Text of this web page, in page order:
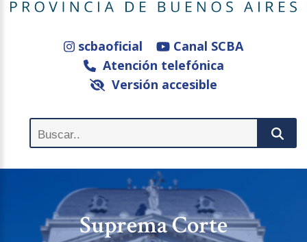
scbaoficial
Canal SCBA
Atención telefónica
Versión accesible
Suprema Corte